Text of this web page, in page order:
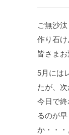
ご無沙
作り石け
皆さま
5月には
たが、
今日で
るのが
か・・・